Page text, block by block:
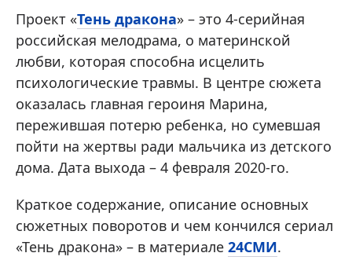
Проект «Тень дракона» – это 4-серийная
российская мелодрама, о материнской
любви, которая способна исцелить
психологические травмы. В центре сюжета
оказалась главная героиня Марина,
пережившая потерю ребенка, но сумевшая
пойти на жертвы ради мальчика из детского
дома. Дата выхода – 4 февраля 2020-го.
Краткое содержание, описание основных
сюжетных поворотов и чем кончился сериал
«Тень дракона» – в материале 24СМИ.